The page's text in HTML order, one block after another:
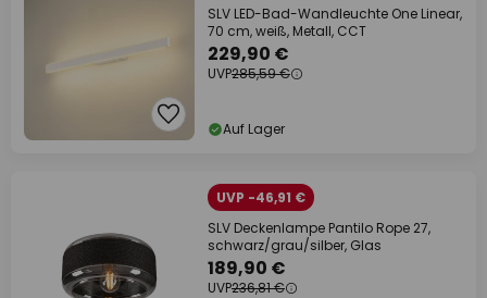
SLV LED-Bad-Wandleuchte One Linear,
70 cm, weiß, Metall, CCT
229,90 €
UVP285,59 €
Auf Lager
UVP -46,91 €
SLV Deckenlampe Pantilo Rope 27,
schwarz/grau/silber, Glas
189,90 €
UVP236,81 €